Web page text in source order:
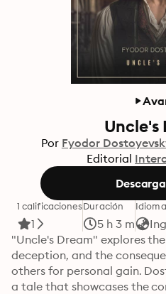
Uncle's
Por Fyodor
Editorial
1 calificaciones
1
Duración
5 h 3 m
Idioma
"Uncle's Dream" explores
deception, and the
others for personal gain.
a tale that showcases the